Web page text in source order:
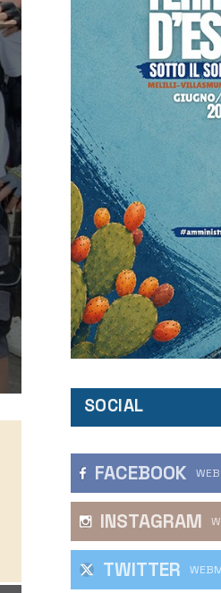
SOCIAL
FACEBOOK
INSTAGRAM
TWITTER